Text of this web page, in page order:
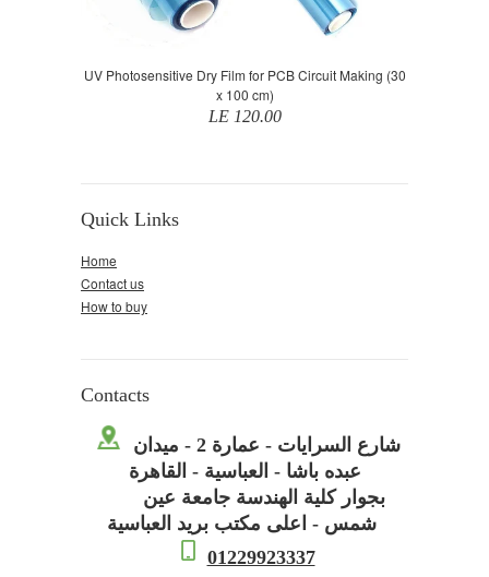
UV Photosensitive Dry Film for PCB Circuit Making (30
x 100 cm)
LE 120.00
Quick Links
Home
Contact us
How to buy
Contacts
عبده باشا - العباسية - القاهرة
01229923337